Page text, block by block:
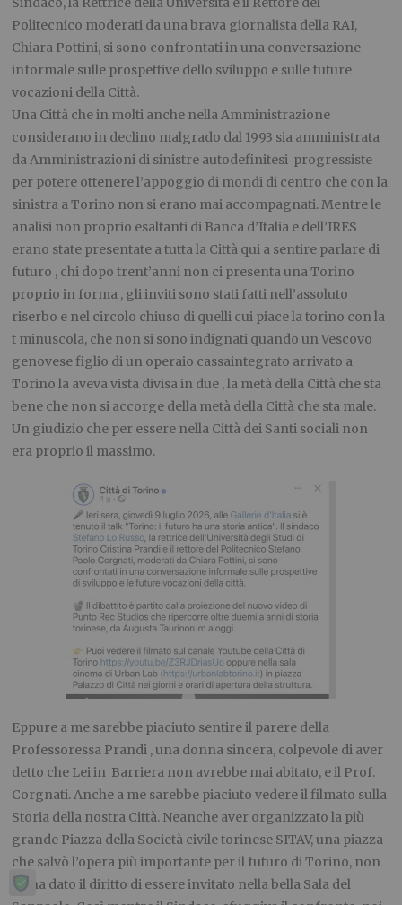
Politecnico moderati da una brava giornalista della RAI,
Chiara Pottini, si sono confrontati in una conversazione
informale sulle prospettive dello sviluppo e sulle future
vocazioni della Città.
Una Città che in molti anche nella Amministrazione
considerano in declino malgrado dal 1993 sia amministrata
da Amministrazioni di sinistre autodefinitesi progressiste
per potere ottenere l’appoggio di mondi di centro che con la
sinistra a Torino non si erano mai accompagnati. Mentre le
analisi non proprio esaltanti di Banca d’Italia e dell’IRES
erano state presentate a tutta la Città qui a sentire parlare di
futuro , chi dopo trent’anni non ci presenta una Torino
proprio in forma , gli inviti sono stati fatti nell’assoluto
riserbo e nel circolo chiuso di quelli cui piace la torino con la
t minuscola, che non si sono indignati quando un Vescovo
genovese figlio di un operaio cassaintegrato arrivato a
Torino la aveva vista divisa in due , la metà della Città che sta
bene che non si accorge della metà della Città che sta male.
Un giudizio che per essere nella Città dei Santi sociali non
era proprio il massimo.
Eppure a me sarebbe piaciuto sentire il parere della
Professoressa Prandi , una donna sincera, colpevole di aver
detto che Lei in Barriera non avrebbe mai abitato, e il Prof.
Corgnati. Anche a me sarebbe piaciuto vedere il filmato sulla
Storia della nostra Città. Neanche aver organizzato la più
grande Piazza della Società civile torinese SITAV, una piazza
che salvò l’opera più importante per il futuro di Torino, non
mi ha dato il diritto di essere invitato nella bella Sala del